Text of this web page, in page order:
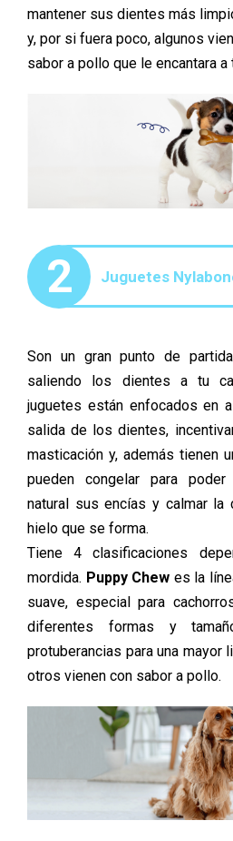
mantener sus dientes más
y, por si fuera poco, algunos
sabor a pollo que le encantara a
2 Juguetes
Son un gran punto de
saliendo los dientes a tu
juguetes están enfocados en
salida de los dientes,
masticación y, además tienen
pueden congelar para
natural sus encías y calmar
hielo que se forma.
Tiene 4 clasificaciones
mordida. Puppy Chew es la
suave, especial para
diferentes formas y
protuberancias para una
otros vienen con sabor a pollo.